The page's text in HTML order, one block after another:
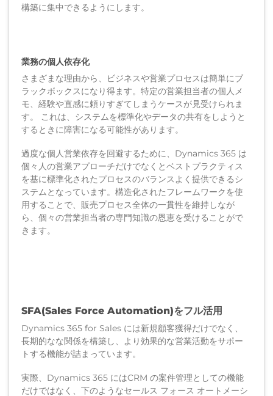
構築に集中できるようにします。
業務の個人依存化
さまざまな理由から、ビジネスや営業プロセスは簡単にブ
ラックボックスになり得ます。特定の営業担当者の個人メ
モ、経験や直感に頼りすぎてしまうケースが見受けられま
す。 これは、システムを標準化やデータの共有をしようと
するときに障害になる可能性があります。
過度な個人営業依存を回避するために、Dynamics 365 は
個々人の営業アプローチだけでなくとベストプラクティス
を基に標準化されたプロセスのバランスよく提供できるシ
ステムとなっています。構造化されたフレームワークを使
用することで、販売プロセス全体の一貫性を維持しなが
ら、個々の営業担当者の専門知識の恩恵を受けることがで
きます。
SFA(Sales Force Automation)をフル活用
Dynamics 365 for Sales には新規顧客獲得だけでなく、
長期的なな関係を構築し、より効果的な営業活動をサポー
トする機能が詰まっています。
実際、Dynamics 365 にはCRM の案件管理としての機能
だけではなく、下のようなセールス フォース オートメーシ